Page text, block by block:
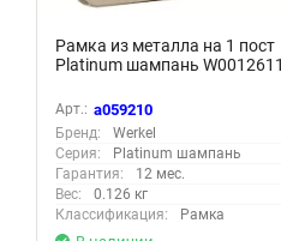
Рамка из металла на 1 пост
Platinum шампань W0012611
Арт.: a059210
Бренд:
Werkel
Серия:
Platinum шампань
Гарантия:
12 мес.
Вес:
0.126 кг
Классификация:
Рамка